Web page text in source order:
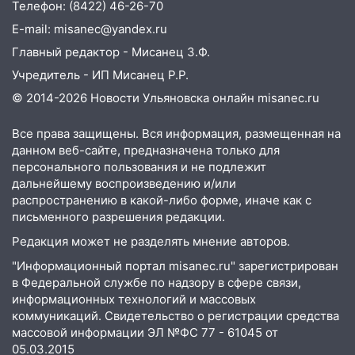
пешеходных переходах
На проспекте Гая в Ульяновске
запретили остановку автомобилей на
50-метровом участке
14:22 В Новом городе 8 августа пройдет
мотофристайлом и концертом
«Мураками»
14:04 Жару смоет ливнями: прогноз
погоды в Ульяновской области на
выходные 8-9 августа
13:30
В Ульяновске транспортные
полицейские проведут акцию «Час
пассажира»
13:20 В Ульяновске за один день
обокрали женщину на пляже и
подростка в сквере
Телефон: (8422) 46-26-70
E-mail: misanec@yandex.ru
Главный редактор - Мисанец З.Ф.
Учредитель - ИП Мисанец Р.Р.
© 2014-2026 Новости Ульяновска онлайн misanec.ru
Все права защищены. Вся информация, размещенная на
данном веб-сайте, предназначена только для
персонального пользования и не подлежит
дальнейшему воспроизведению и/или
распространению в какой-либо форме, иначе как с
письменного разрешения редакции.
Редакция может не разделять мнение авторов.
"Информационный портал misanec.ru" зарегистрирован
в Федеральной службе по надзору в сфере связи,
информационных технологий и массовых
коммуникаций. Свидетельство о регистрации средства
массовой информации ЭЛ №ФС 77 - 61045 от
05.03.2015